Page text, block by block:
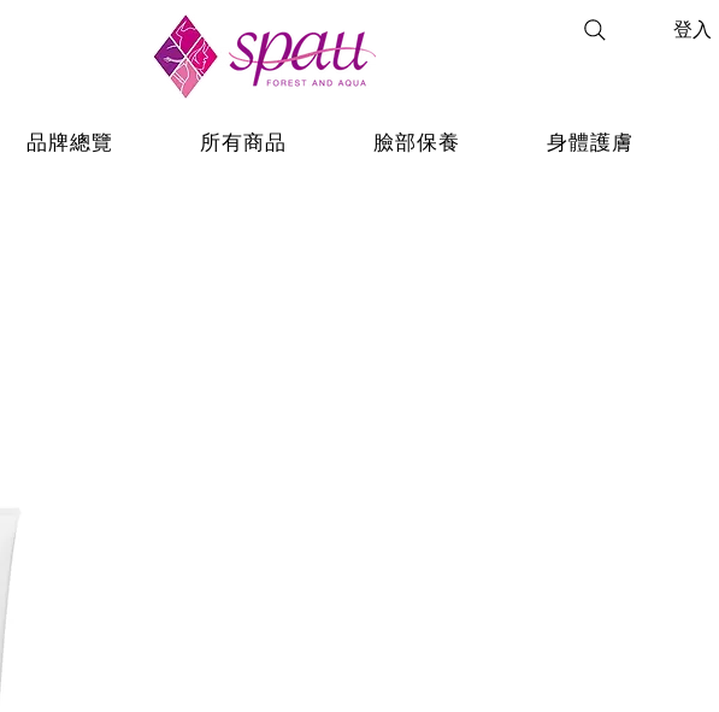
登入
品牌總覽 所有商品 臉部保養 身體護膚